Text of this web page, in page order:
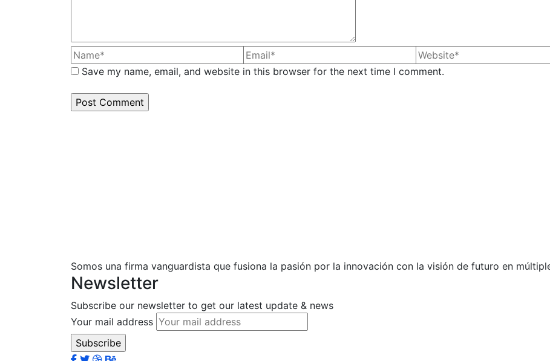
Save my name, email, and website in this browser for the next time I comment.
Somos una firma vanguardista que fusiona la pasión por la innovación con la visión de futuro en
Newsletter
Subscribe our newsletter to get our latest update & news
Your mail address